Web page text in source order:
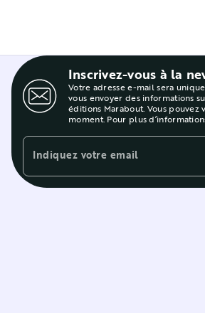
Inscrivez-vous à la
Votre adresse e-mail sera
vous envoyer des informations
éditions Marabout. Vous pouvez
moment. Pour plus
Indiquez votre email